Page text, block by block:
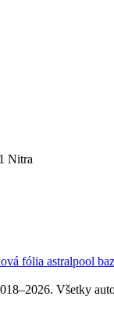
Nitra
fólia astralpool
Všetky